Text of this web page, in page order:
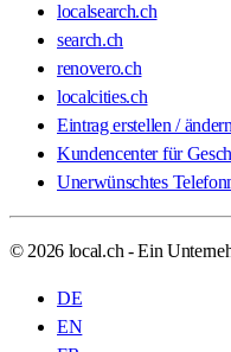
localsearch.ch
search.ch
renovero.ch
localcities.ch
Eintrag erstellen /
Kundencenter für
Unerwünschtes
© 2026 local.ch - Ein
DE
EN